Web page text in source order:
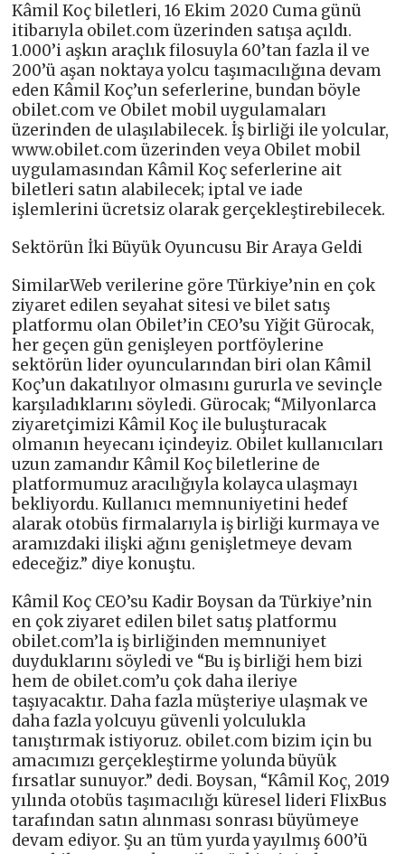
Kâmil Koç biletleri, 16 Ekim 2020 Cuma günü
itibarıyla obilet.com üzerinden satışa açıldı.
1.000’i aşkın araçlık filosuyla 60’tan fazla il ve
200’ü aşan noktaya yolcu taşımacılığına devam
eden Kâmil Koç’un seferlerine, bundan böyle
obilet.com ve Obilet mobil uygulamaları
üzerinden de ulaşılabilecek. İş birliği ile yolcular,
www.obilet.com üzerinden veya Obilet mobil
uygulamasından Kâmil Koç seferlerine ait
biletleri satın alabilecek; iptal ve iade
işlemlerini ücretsiz olarak gerçekleştirebilecek.
Sektörün İki Büyük Oyuncusu Bir Araya Geldi
SimilarWeb verilerine göre Türkiye’nin en çok
ziyaret edilen seyahat sitesi ve bilet satış
platformu olan Obilet’in CEO’su Yiğit Gürocak,
her geçen gün genişleyen portföylerine
sektörün lider oyuncularından biri olan Kâmil
Koç’un dakatılıyor olmasını gururla ve sevinçle
karşıladıklarını söyledi. Gürocak; “Milyonlarca
ziyaretçimizi Kâmil Koç ile buluşturacak
olmanın heyecanı içindeyiz. Obilet kullanıcıları
uzun zamandır Kâmil Koç biletlerine de
platformumuz aracılığıyla kolayca ulaşmayı
bekliyordu. Kullanıcı memnuniyetini hedef
alarak otobüs firmalarıyla iş birliği kurmaya ve
aramızdaki ilişki ağını genişletmeye devam
edeceğiz.” diye konuştu.
Kâmil Koç CEO’su Kadir Boysan da Türkiye’nin
en çok ziyaret edilen bilet satış platformu
obilet.com’la iş birliğinden memnuniyet
duyduklarını söyledi ve “Bu iş birliği hem bizi
hem de obilet.com’u çok daha ileriye
taşıyacaktır. Daha fazla müşteriye ulaşmak ve
daha fazla yolcuyu güvenli yolculukla
tanıştırmak istiyoruz. obilet.com bizim için bu
amacımızı gerçekleştirme yolunda büyük
fırsatlar sunuyor.” dedi. Boysan, “Kâmil Koç, 2019
yılında otobüs taşımacılığı küresel lideri FlixBus
tarafından satın alınması sonrası büyümeye
devam ediyor. Şu an tüm yurda yayılmış 600’ü